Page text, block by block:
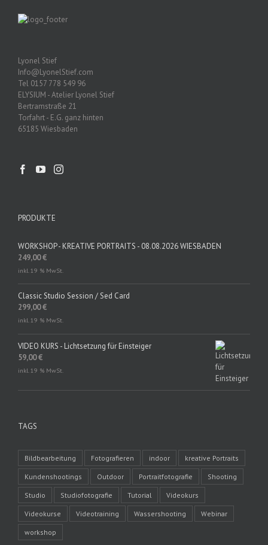
Lyonel Stief
Info@LyonelStief.com
Tel 0157 778 549 96
ELYSIUM - Atelier Lyonel Stief
Bertramstraße 21
Torfahrt - E.G. ganz hinten
65185 Wiesbaden
PRODUKTE
WORKSHOP - KREATIVE PORTRAITS - 08.08.2026 WIESBADEN
249,00€
inkl. 19 % MwSt.
Classic Studio Session / Sed Card
299,00€
inkl. 19 % MwSt.
VIDEO KURS - Lichtsetzung für Einsteiger
59,00€
inkl. 19 % MwSt.
TAGS
Bildbearbeitung Fotografieren indoor kreative Portraits
Kundenshootings Outdoor Portraitfotografie Shooting
Studio Studiofotografie Tutorial Videokurs
Videokurse Videotraining Wassershooting Webinar
workshop